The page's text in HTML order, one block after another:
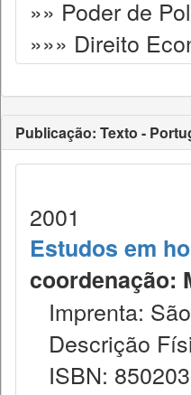
»» Poder de
»»» Direito
Publicação: Texto -
2001
Estudos em
coordenação:
Imprenta:
Descrição
ISBN: